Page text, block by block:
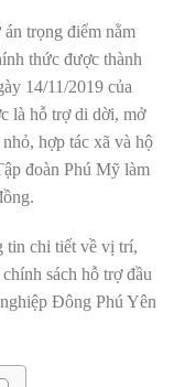
trọng điểm nằm
thức được thành
14/11/2019 của
là hỗ trợ di dời, mở
hợp tác xã và hộ
đoàn Phú Mỹ làm
tin chi tiết về vị trí,
sách hỗ trợ đầu
Đông Phú Yên